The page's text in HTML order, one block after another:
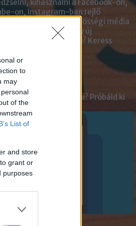
or
to
may
of the
List of
and store
grant or
purposes
kihasználni a Facebook-on,
on, Instagram-ban rejlő
Kiadnád közösségi média
kezelését? Netán egy új
van szükséged? Keress
velünk beszélgetni? Próbáld ki
Chatbotunkat!